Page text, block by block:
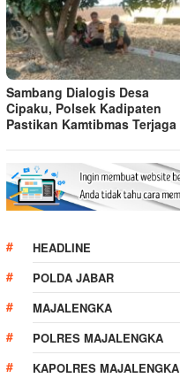
Sambang Dialogis Desa
Cipaku, Polsek Kadipaten
Pastikan Kamtibmas Terjaga
HEADLINE
POLDA JABAR
MAJALENGKA
POLRES MAJALENGKA
KAPOLRES MAJALENGKA